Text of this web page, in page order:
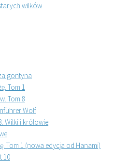
wilków
gontyna
Tom 1
Tom 8
Wolf
Wilki i królowie
Tom 1 (nowa edycja od Hanami)
10